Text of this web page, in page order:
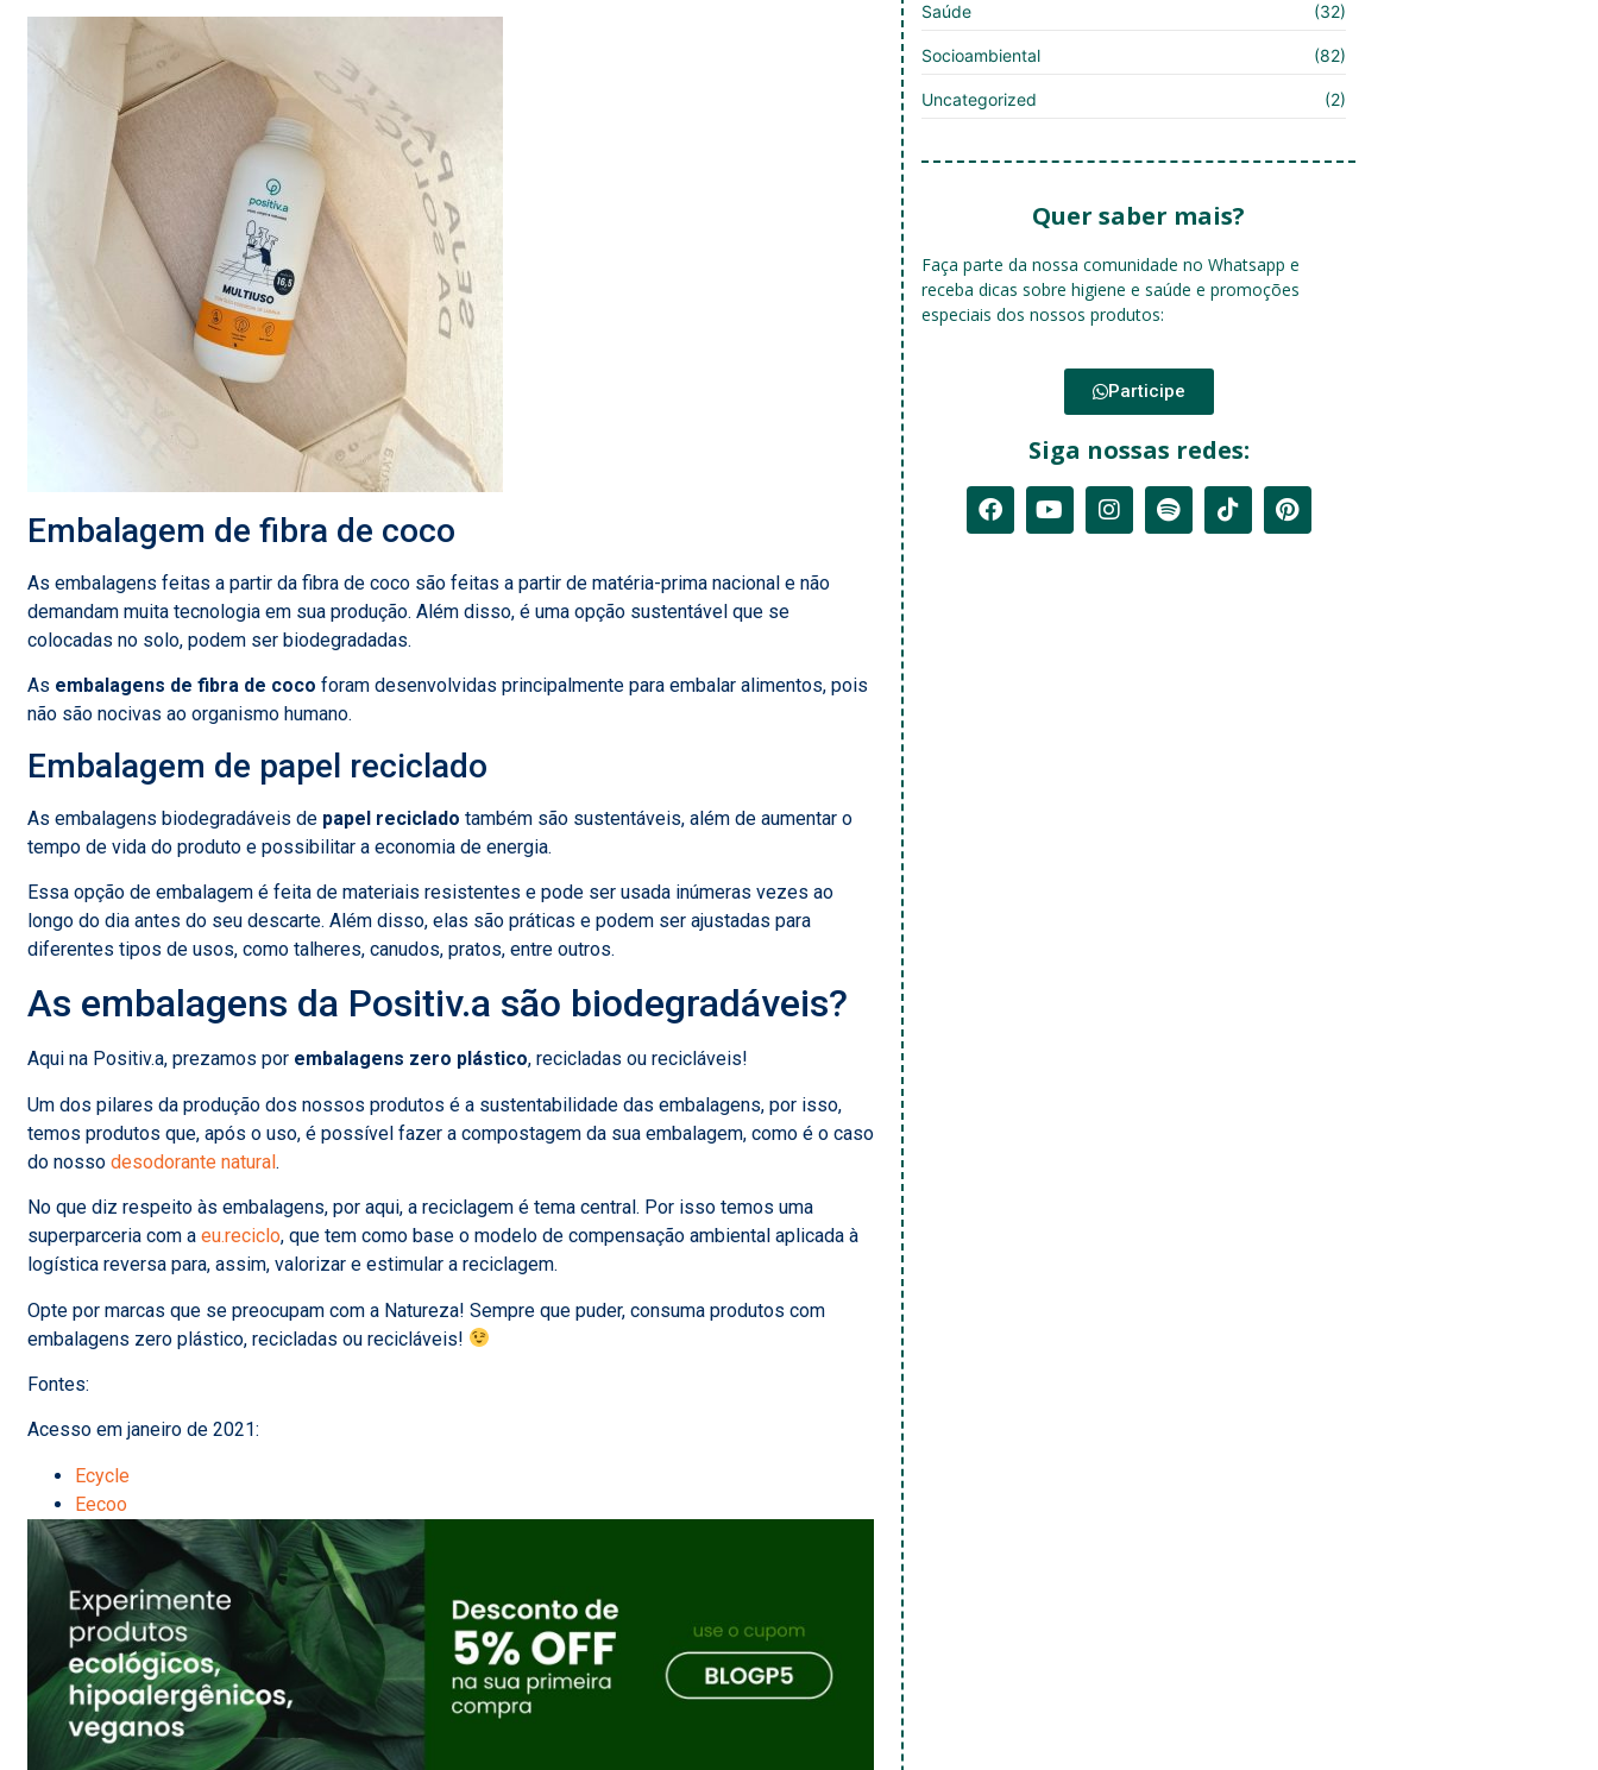
Embalagem de fibra de coco
As embalagens feitas a partir da fibra de coco são feitas a partir de matéria-prima nacional e não
demandam muita tecnologia em sua produção. Além disso, é uma opção sustentável que se
colocadas no solo, podem ser biodegradadas.
As embalagens de fibra de coco foram desenvolvidas principalmente para embalar alimentos, pois
não são nocivas ao organismo humano.
Embalagem de papel reciclado
As embalagens biodegradáveis de papel reciclado também são sustentáveis, além de aumentar o
tempo de vida do produto e possibilitar a economia de energia.
Essa opção de embalagem é feita de materiais resistentes e pode ser usada inúmeras vezes ao
longo do dia antes do seu descarte. Além disso, elas são práticas e podem ser ajustadas para
diferentes tipos de usos, como talheres, canudos, pratos, entre outros.
As embalagens da Positiv.a são biodegradáveis?
Aqui na Positiv.a, prezamos por embalagens zero plástico, recicladas ou recicláveis!
Um dos pilares da produção dos nossos produtos é a sustentabilidade das embalagens, por isso,
temos produtos que, após o uso, é possível fazer a compostagem da sua embalagem, como é o caso
do nosso desodorante natural.
No que diz respeito às embalagens, por aqui, a reciclagem é tema central. Por isso temos uma
superparceria com a eu.reciclo, que tem como base o modelo de compensação ambiental aplicada à
logística reversa para, assim, valorizar e estimular a reciclagem.
Opte por marcas que se preocupam com a Natureza! Sempre que puder, consuma produtos com
embalagens zero plástico, recicladas ou recicláveis!
Fontes:
Acesso em janeiro de 2021:
Ecycle
Eecoo
Saúde (32)
Socioambiental (82)
Uncategorized (2)
Quer saber mais?
Faça parte da nossa comunidade no Whatsapp e
receba dicas sobre higiene e saúde e promoções
especiais dos nossos produtos:
Participe
Siga nossas redes: